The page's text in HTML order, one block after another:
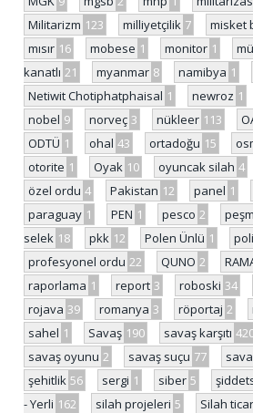
Militarizm 123 milliyetçilik 7 misket
mısır 16 mobese 1 monitor 1
kanatlı 21 myanmar 8 namibya 1
Netiwit Chotiphatphaisal 1 newroz 1
nobel 9 norveç 3 nükleer 113
ODTÜ 1 ohal 43 ortadoğu 15
otorite 1 Oyak 10 oyuncak silah 4
özel ordu 4 Pakistan 12 panel 1
paraguay 1 PEN 1 pesco 2
selek 18 pkk 12 Polen Ünlü 1
profesyonel ordu 22 QUNO 2
raporlama 1 report 3 roboski 34
rojava 39 romanya 3 röportaj 2
sahel 1 Savaş 190 savaş karşıtı
savaş oyunu 2 savaş suçu 77
şehitlik 56 sergi 1 siber 5
- Yerli 162 silah projeleri 5 Silah